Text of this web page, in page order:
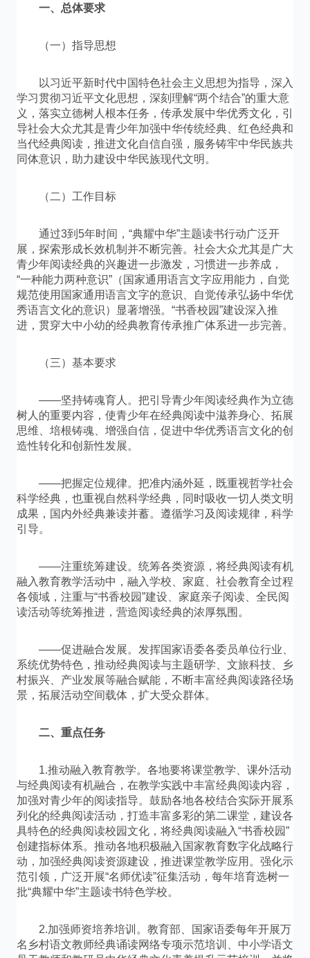
一、总体要求
（一）指导思想
以习近平新时代中国特色社会主义思想为指导，深入
学习贯彻习近平文化思想，深刻理解“两个结合”的重大意
义，落实立德树人根本任务，传承发展中华优秀文化，引
导社会大众尤其是青少年加强中华传统经典、红色经典和
当代经典阅读，推进文化自信自强，服务铸牢中华民族共
同体意识，助力建设中华民族现代文明。
（二）工作目标
通过3到5年时间，“典耀中华”主题读书行动广泛开
展，探索形成长效机制并不断完善。社会大众尤其是广大
青少年阅读经典的兴趣进一步激发，习惯进一步养成，
“一种能力两种意识”（国家通用语言文字应用能力，自觉
规范使用国家通用语言文字的意识、自觉传承弘扬中华优
秀语言文化的意识）显著增强。“书香校园”建设深入推
进，贯穿大中小幼的经典教育传承推广体系进一步完善。
（三）基本要求
——坚持铸魂育人。把引导青少年阅读经典作为立德
树人的重要内容，使青少年在经典阅读中滋养身心、拓展
思维、培根铸魂、增强自信，促进中华优秀语言文化的创
造性转化和创新性发展。
——把握定位规律。把准内涵外延，既重视哲学社会
科学经典，也重视自然科学经典，同时吸收一切人类文明
成果，国内外经典兼读并蓄。遵循学习及阅读规律，科学
引导。
——注重统筹建设。统筹各类资源，将经典阅读有机
融入教育教学活动中，融入学校、家庭、社会教育全过程
各领域，注重与“书香校园”建设、家庭亲子阅读、全民阅
读活动等统筹推进，营造阅读经典的浓厚氛围。
——促进融合发展。发挥国家语委各委员单位行业、
系统优势特色，推动经典阅读与主题研学、文旅科技、乡
村振兴、产业发展等融合赋能，不断丰富经典阅读路径场
景，拓展活动空间载体，扩大受众群体。
二、重点任务
1.推动融入教育教学。各地要将课堂教学、课外活动
与经典阅读有机融合，在教学实践中丰富经典阅读内容，
加强对青少年的阅读指导。鼓励各地各校结合实际开展系
列化的经典阅读活动，打造丰富多彩的第二课堂，建设各
具特色的经典阅读校园文化，将经典阅读融入“书香校园”
创建指标体系。推动各地积极融入国家教育数字化战略行
动，加强经典阅读资源建设，推进课堂教学应用。强化示
范引领，广泛开展“名师优读”征集活动，每年培育选树一
批“典耀中华”主题读书特色学校。
2.加强师资培养培训。教育部、国家语委每年开展万
名乡村语文教师经典诵读网络专项示范培训、中小学语文